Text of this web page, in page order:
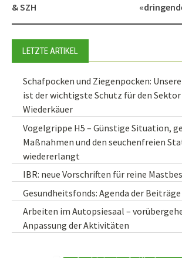
& SZH
LETZTE ARTIKEL
Schafpocken und Ziegenpocken:
ist der wichtigste Schutz für den
Wiederkäuer
Vogelgrippe H5 – Günstige Situation,
Maßnahmen und den seuchenfreien
wiedererlangt
IBR: neue Vorschriften für reine
Gesundheitsfonds: Agenda der Beiträge
Arbeiten im Autopsiesaal –
Anpassung der Aktivitäten